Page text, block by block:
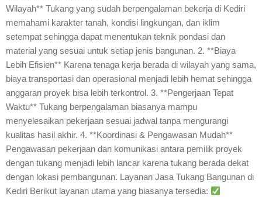
Wilayah** Tukang yang sudah berpengalaman bekerja di Kediri
memahami karakter tanah, kondisi lingkungan, dan iklim
setempat sehingga dapat menentukan teknik pondasi dan
material yang sesuai untuk setiap jenis bangunan. 2. **Biaya
Lebih Efisien** Karena tenaga kerja berada di wilayah yang sama,
biaya transportasi dan operasional menjadi lebih hemat sehingga
anggaran proyek bisa lebih terkontrol. 3. **Pengerjaan Tepat
Waktu** Tukang berpengalaman biasanya mampu
menyelesaikan pekerjaan sesuai jadwal tanpa mengurangi
kualitas hasil akhir. 4. **Koordinasi & Pengawasan Mudah**
Pengawasan pekerjaan dan komunikasi antara pemilik proyek
dengan tukang menjadi lebih lancar karena tukang berada dekat
dengan lokasi pembangunan. Layanan Jasa Tukang Bangunan di
Kediri Berikut layanan utama yang biasanya tersedia: